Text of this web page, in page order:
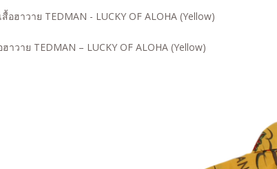
ฮาวาย TEDMAN – LUCKY OF ALOHA (Yellow)